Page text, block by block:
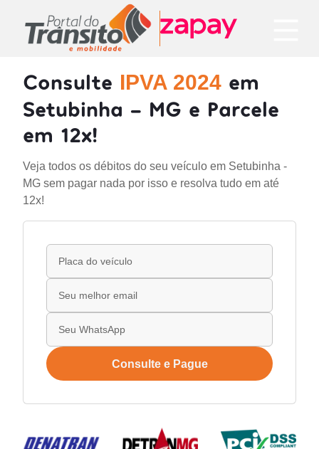
Consulte IPVA 2024 em
Setubinha - MG e Parcele
em 12x!
Veja todos os débitos do seu veículo em Setubinha -
MG sem pagar nada por isso e resolva tudo em até
12x!
Consulte e Pague